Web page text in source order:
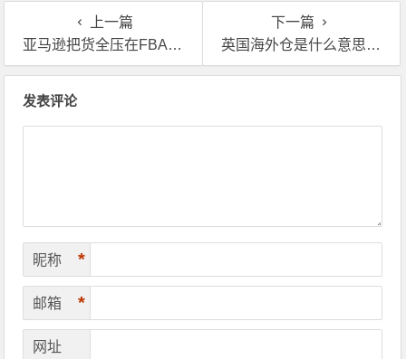
上一篇
亚马逊把货全压在FBA仓？成熟卖家绝对不会这样做
下一篇
英国海外仓是什么意思？对跨境卖家有什么用吗？
发表评论
昵称 *
邮箱 *
网址